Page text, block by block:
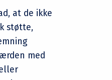
at de ikke
støtte,
med